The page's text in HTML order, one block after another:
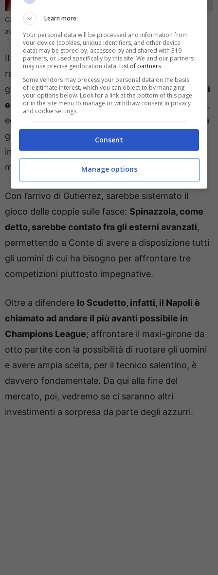
Calciomercato Napoli, nuovo colpo in arrivo: trattativa in fase
avanzata (foto: ANSA/EPA/David Borrat) – direttagoal.it
Il terzino sinistro spagnolo non è mai uscito dai
radar di mercato del Napoli e Manna potrebbe a
giorni sferrare l’affondo decisivo: tra l’altro,Napoli
e Girona si sfideranno in amichevole in 9 agosto ,
ed è probabile che per quella data Gutierrez abbia
già cambiato maglia. Il terzino è reduce da un
infortunio alla caviglia, ma potrebbe comunque
mettersi presto al servizio di Antonio Conte.
Con l’arrivo di Gutierrez, sarebbe sistemato il
gioco delle coppie sulle fasce: Spinazzola, come
detto, sarebbe contato fra gli esterni avanzati,
permettendo a Conte di avere a disposizione tutti
gli uomini di cui ha bisogno per affrontare tre
competizioni piuttosto impegnative.
Oltre a difendere lo Scudetto, infatti, il Napoli è
chiamato ad andare il più avanti possibile in
Champions League; affrontare il maxi-girone da
otto partite con la possibilità di ruotare gli uomini
e avere ampia scelta, per il tecnico salentino, è
davvero fondamentale. Da qui alla fine del
mercato, poi, vedremo se ci saranno altri
investimenti a sorpresa da parte degli azzurri.
Learn more
Your personal data will be processed and information from
your device (cookies, unique identifiers, and other device
data) may be stored by, accessed by and shared with 319
partners, or used specifically by this site. We and our partners
may use precise geolocation data. List of partners.
Some vendors may process your personal data on the basis
of legitimate interest, which you can object to by managing
your options below. Look for a link at the bottom of this page
or in the site menu to manage or withdraw consent in privacy
and cookie settings.
Consent
Manage options